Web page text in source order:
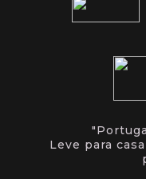
Leve para